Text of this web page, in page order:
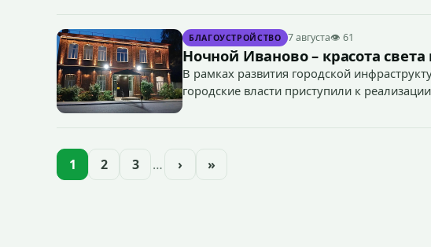
БЛАГОУСТРОЙСТВО 7 августа👁 61
Ночной Иваново – красота света
В рамках развития городской
городские власти приступили к
1 2 3 … › »